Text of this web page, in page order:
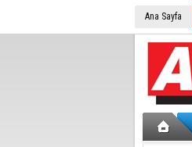
Ana Sayfa